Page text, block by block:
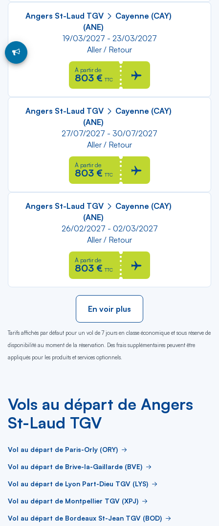
Angers St-Laud TGV
(ANE)
Cayenne (CAY)
19/03/2027 - 23/03/2027
Aller / Retour
À partir de
803 € TTC
Angers St-Laud TGV
(ANE)
Cayenne (CAY)
27/07/2027 - 30/07/2027
Aller / Retour
À partir de
803 € TTC
Angers St-Laud TGV
(ANE)
Cayenne (CAY)
26/02/2027 - 02/03/2027
Aller / Retour
À partir de
803 € TTC
En voir plus
Tarifs affichés par défaut pour un vol de 7 jours en classe économique et sous réserve de
disponibilité au moment de la réservation. Des frais supplémentaires peuvent être
appliqués pour les produits et services optionnels.
Vols au départ de Angers
St-Laud TGV
Vol au départ de Paris-Orly (ORY)
Vol au départ de Brive-la-Gaillarde (BVE)
Vol au départ de Lyon Part-Dieu TGV (LYS)
Vol au départ de Montpellier TGV (XPJ)
Vol au départ de Bordeaux St-Jean TGV (BOD)